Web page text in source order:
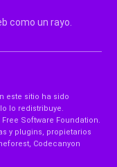
como un rayo.
este sitio ha sido
lo redistribuye.
Software Foundation.
y plugins, propietarios
Codecanyon